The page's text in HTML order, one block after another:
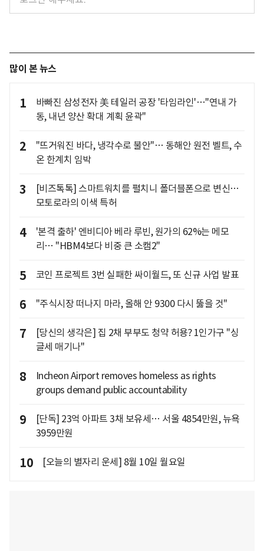
많이 본 뉴스
1
바빠진 삼성전자 美 테일러 공장 '타임라인'…"연내 가
동, 내년 양산 확대 계획 윤곽"
2
"뜨거워진 바다, 냉각수로 불안"… 동해안 원전 벨트, 수
온 한계치 임박
3
[비즈톡톡] 스마트워치를 펼치니 폴더블폰으로 변신…
모토로라의 이색 특허
4
'본격 출하' 엔비디아 베라 루빈, 원가의 62%는 메모
리… "HBM4보다 비중 큰 소캠2"
5 코인 프로젝트 3번 실패한 싸이월드, 또 신규 사업 발표
6 "주식시장 떠나지 마라, 올해 안 9300 다시 뚫을 것"
7
[당신의 생각은] 집 2채 부부도 청약 허용? 1인가구 "싱
글세 매기나"
8
Incheon Airport removes homeless as rights
groups demand public accountability
9
[단독] 23억 아파트 3채 보유세… 서울 4854만원, 뉴욕
3959만원
10 [오늘의 별자리 운세] 8월 10일 월요일